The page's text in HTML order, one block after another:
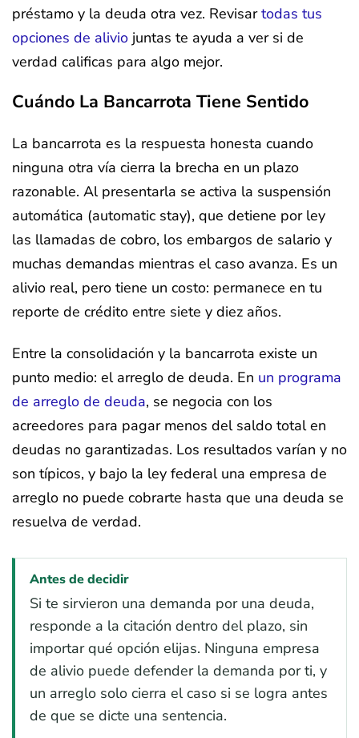
préstamo y la deuda otra vez. Revisartodas tus
opciones de alivio juntas te ayuda a ver si de
verdad calificas para algo mejor.
Cuándo La Bancarrota Tiene Sentido
La bancarrota es la respuesta honesta cuando
ninguna otra vía cierra la brecha en un plazo
razonable. Al presentarla se activa la suspensión
automática (automatic stay), que detiene por ley
las llamadas de cobro, los embargos de salario y
muchas demandas mientras el caso avanza. Es un
alivio real, pero tiene un costo: permanece en tu
reporte de crédito entre siete y diez años.
Entre la consolidación y la bancarrota existe un
punto medio: el arreglo de deuda. En un programa
de arreglo de deuda, se negocia con los
acreedores para pagar menos del saldo total en
deudas no garantizadas. Los resultados varían y no
son típicos, y bajo la ley federal una empresa de
arreglo no puede cobrarte hasta que una deuda se
resuelva de verdad.
Antes de decidir
Si te sirvieron una demanda por una deuda,
responde a la citación dentro del plazo, sin
importar qué opción elijas. Ninguna empresa
de alivio puede defender la demanda por ti, y
un arreglo solo cierra el caso si se logra antes
de que se dicte una sentencia.